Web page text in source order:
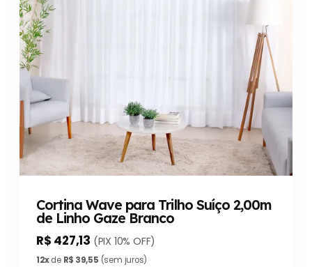
Cortina Wave para Trilho Suíço 2,00m
de Linho Gaze Branco
R$ 427,13 (PIX 10% OFF)
12xde R$ 39,55 (sem juros)